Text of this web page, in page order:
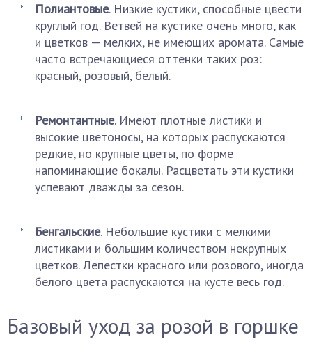
Полиантовые. Низкие кустики, способные цвести
круглый год. Ветвей на кустике очень много, как
и цветков — мелких, не имеющих аромата. Самые
часто встречающиеся оттенки таких роз:
красный, розовый, белый.
Ремонтантные. Имеют плотные листики и
высокие цветоносы, на которых распускаются
редкие, но крупные цветы, по форме
напоминающие бокалы. Расцветать эти кустики
успевают дважды за сезон.
Бенгальские. Небольшие кустики с мелкими
листиками и большим количеством некрупных
цветков. Лепестки красного или розового, иногда
белого цвета распускаются на кусте весь год.
Базовый уход за розой в горшке